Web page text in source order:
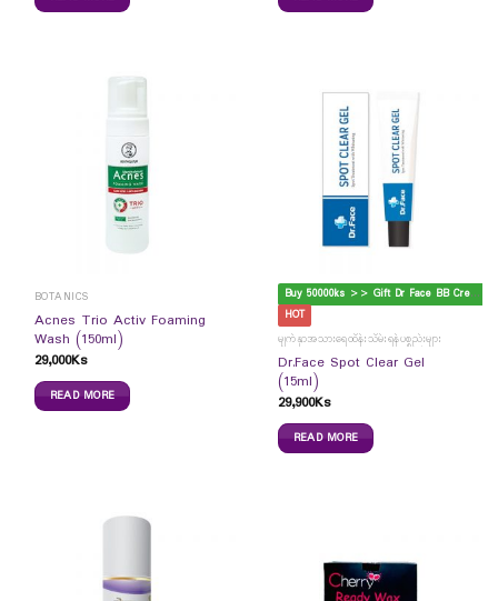
BOTANICS
Acnes Trio Activ Foaming
Wash (150ml)
29,000Ks
READ MORE
B
uy 50000ks >> Gift Dr Face BB Cream
HOT
မျက်နှာအသားရေထိန်းသိမ်းရန်ပစ္စည်းများ
Dr.Face Spot Clear Gel
(15ml)
29,900Ks
READ MORE